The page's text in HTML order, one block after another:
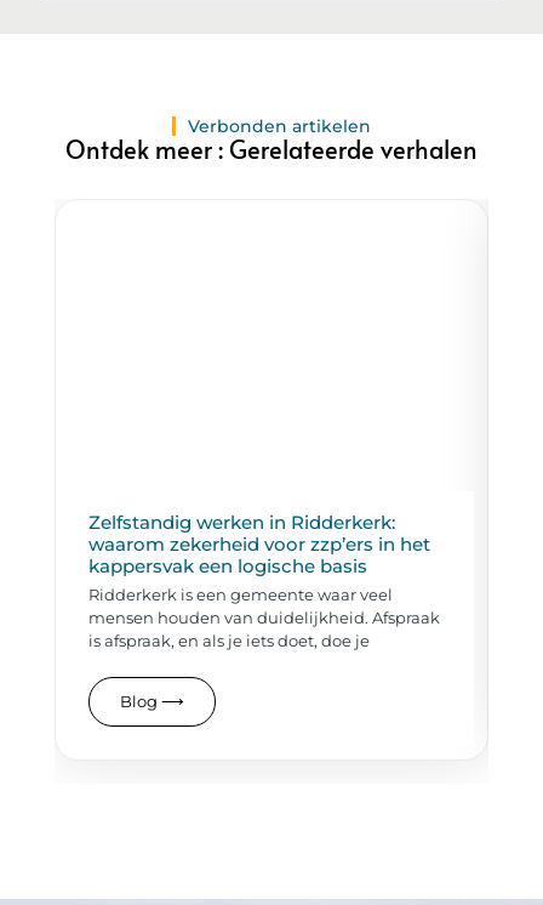
Verbonden artikelen
Ontdek meer : Gerelateerde verhalen
Zelfstandig werken in Ridderkerk:
waarom zekerheid voor zzp’ers in het
kappersvak een logische basis
Ridderkerk is een gemeente waar veel
mensen houden van duidelijkheid. Afspraak
is afspraak, en als je iets doet, doe je
Blog ⟶